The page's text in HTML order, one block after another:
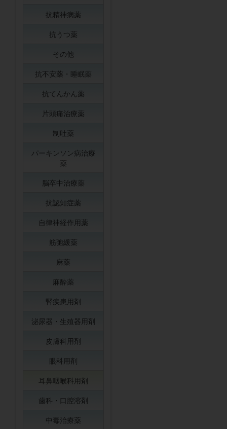
抗精神病薬
抗うつ薬
その他
抗不安薬・睡眠薬
抗てんかん薬
片頭痛治療薬
制吐薬
パーキンソン病治療
薬
脳卒中治療薬
抗認知症薬
自律神経作用薬
筋弛緩薬
麻薬
麻酔薬
腎疾患用剤
泌尿器・生殖器用剤
皮膚科用剤
眼科用剤
耳鼻咽喉科用剤
歯科・口腔溶剤
中毒治療薬